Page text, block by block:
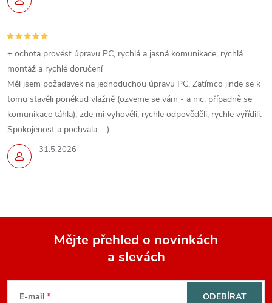
31.5.2026
+ ochota provést úpravu PC, rychlá a jasná komunikace, rychlá
montáž a rychlé doručení
Měl jsem požadavek na jednoduchou úpravu PC. Zatímco jinde se k
tomu stavěli poněkud vlažně (ozveme se vám - a nic, případně se
komunikace táhla), zde mi vyhověli, rychle odpověděli, rychle vyřídili.
Spokojenost a pochvala. :-)
Mějte přehled o novinkách
a slevách
E-mail ODEBÍRAT